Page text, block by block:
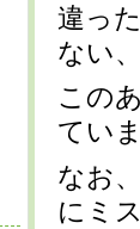
違っ
ない
この
てい
なお
にミ